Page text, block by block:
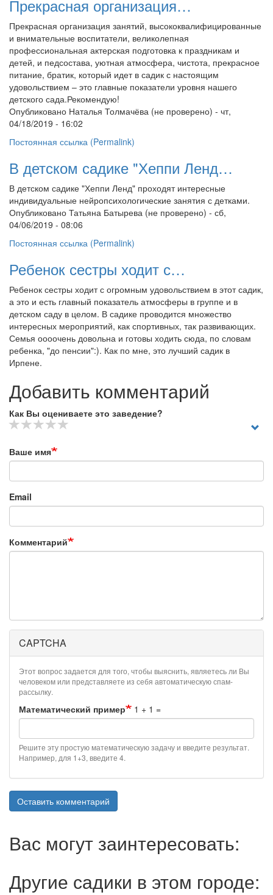
Прекрасная организация…
Прекрасная организация занятий, высококвалифицированные
и внимательные воспитатели, великолепная
профессиональная актерская подготовка к праздникам и
детей, и педсостава, уютная атмосфера, чистота, прекрасное
питание, братик, который идет в садик с настоящим
удовольствием – это главные показатели уровня нашего
детского сада.Рекомендую!
Опубликовано Наталья Толмачёва (не проверено) - чт,
04/18/2019 - 16:02
Постоянная ссылка (Permalink)
В детском садике "Хеппи Ленд…
В детском садике "Хеппи Ленд" проходят интересные
индивидуальные нейропсихологические занятия с детками.
Опубликовано Татьяна Батырева (не проверено) - сб,
04/06/2019 - 08:06
Постоянная ссылка (Permalink)
Ребенок сестры ходит с…
Ребенок сестры ходит с огромным удовольствием в этот садик,
а это и есть главный показатель атмосферы в группе и в
детском саду в целом. В садике проводится множество
интересных мероприятий, как спортивных, так развивающих.
Семья оооочень довольна и готовы ходить сюда, по словам
ребенка, "до пенсии":). Как по мне, это лучший садик в
Ирпене.
Добавить комментарий
Как Вы оцениваете это заведение?
Ваше имя
Email
Комментарий
CAPTCHA
Этот вопрос задается для того, чтобы выяснить, являетесь ли Вы
человеком или представляете из себя автоматическую спам-
рассылку.
Математический пример 1 + 1 =
Решите эту простую математическую задачу и введите результат.
Например, для 1+3, введите 4.
Оставить комментарий
Вас могут заинтересовать:
Другие садики в этом городе: